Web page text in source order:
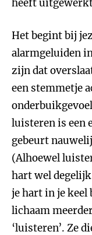
heeft
Het begint bij
alarmgeluiden
zijn dat
een stemmetje
luisteren is een
gebeurt
(Alhoewel
hart wel
je hart in je keel
lichaam
‘luisteren’. Ze